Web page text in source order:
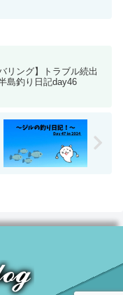
リング】トラブル続出
島釣り日記day46